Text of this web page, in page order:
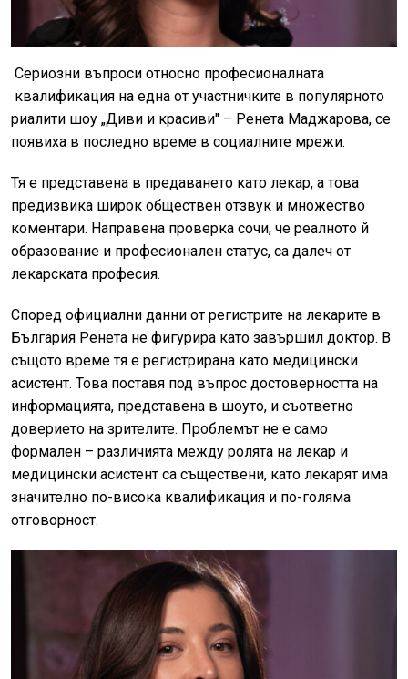
Сериозни въпроси относно професионалната
квалификация на една от участничките в популярното
риалити шоу „Диви и красиви" – Ренета Маджарова, се
появиха в последно време в социалните мрежи.
Тя е представена в предаването като лекар, а това
предизвика широк обществен отзвук и множество
коментари. Направена проверка сочи, че реалното й
образование и професионален статус, са далеч от
лекарската професия.
Според официални данни от регистрите на лекарите в
България Ренета не фигурира като завършил доктор. В
същото време тя е регистрирана като медицински
асистент. Това поставя под въпрос достоверността на
информацията, представена в шоуто, и съответно
доверието на зрителите. Проблемът не е само
формален – различията между ролята на лекар и
медицински асистент са съществени, като лекарят има
значително по-висока квалификация и по-голяма
отговорност.